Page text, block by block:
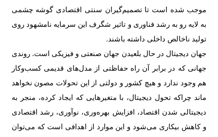
موجب شده است تا تصمیم‌گیران سنتی اقتصادی گوشه چشمی
به لایه رو به رشد فناوری و تاثیر شگرف این سرمایه نامشهود روی
تولید ناخالص داخلی داشته باشند.
جهان دیجیتال در حال بلعیدن جهان صنعتی و فیزیکی است. روندی
جهانی که در برابر آن راه حفاظتی از مدل‌های قدیمی کسب‌وکار
هم وجود ندارد و هیچ کشور و دولتی از این تحولات مصون نخواهد
ماند چراکه تحول دیجیتال، با متغیرهایی که ایجاد کرده، منجر به
دیجیتالی شدن اقتصاد، افزایش بهره‌وری، نوآوری، رشد اقتصادی
و کاهش بیکاری می‌شود و این موارد از اهدافی است که می‌توان